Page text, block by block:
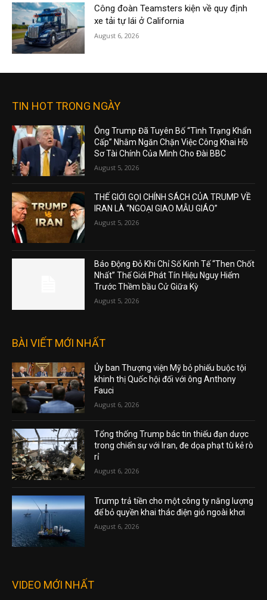
Công đoàn Teamsters kiện về quy định
xe tải tự lái ở California
August 6, 2026
TIN HOT TRONG NGÀY
Ông Trump Đã Tuyên Bố “Tình Trạng Khẩn
Cấp” Nhằm Ngăn Chặn Việc Công Khai Hồ
Sơ Tài Chính Của Mình Cho Đài BBC
August 5, 2026
THẾ GIỚI GỌI CHÍNH SÁCH CỦA TRUMP VỀ
IRAN LÀ “NGOẠI GIAO MẪU GIÁO”
August 5, 2026
Báo Động Đỏ Khi Chỉ Số Kinh Tế “Then Chốt
Nhất” Thế Giới Phát Tín Hiệu Nguy Hiểm
Trước Thềm bầu Cử Giữa Kỳ
August 5, 2026
BÀI VIẾT MỚI NHẤT
Ủy ban Thượng viện Mỹ bỏ phiếu buộc tội
khinh thị Quốc hội đối với ông Anthony
Fauci
August 6, 2026
Tổng thống Trump bác tin thiếu đạn dược
trong chiến sự với Iran, đe dọa phạt tù kẻ rò
rỉ
August 6, 2026
Trump trả tiền cho một công ty năng lượng
để bỏ quyền khai thác điện gió ngoài khơi
August 6, 2026
VIDEO MỚI NHẤT